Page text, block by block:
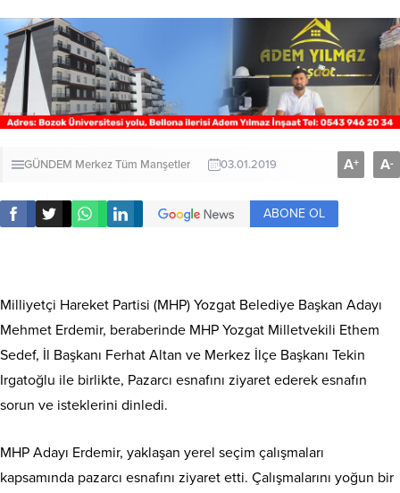
GÜNDEM MerkezTüm Manşetler 03.01.2019 A+ A-
ABONE OL
Milliyetçi Hareket Partisi (MHP) Yozgat Belediye Başkan Adayı
Mehmet Erdemir, beraberinde MHP Yozgat Milletvekili Ethem
Sedef, İl Başkanı Ferhat Altan ve Merkez İlçe Başkanı Tekin
Irgatoğlu ile birlikte, Pazarcı esnafını ziyaret ederek esnafın
sorun ve isteklerini dinledi.
MHP Adayı Erdemir, yaklaşan yerel seçim çalışmaları
kapsamında pazarcı esnafını ziyaret etti. Çalışmalarını yoğun bir